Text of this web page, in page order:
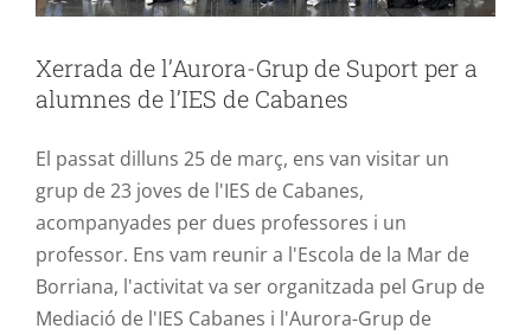
Xerrada de l’Aurora-Grup de Suport per a
alumnes de l’IES de Cabanes
El passat dilluns 25 de març, ens van visitar un
grup de 23 joves de l'IES de Cabanes,
acompanyades per dues professores i un
professor. Ens vam reunir a l'Escola de la Mar de
Borriana, l'activitat va ser organitzada pel Grup de
Mediació de l'IES Cabanes i l'Aurora-Grup de